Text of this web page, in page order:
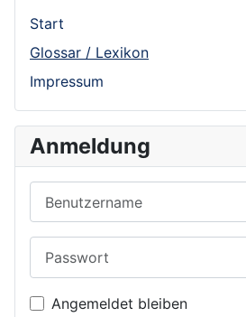
Start
Glossar / Lexikon
Impressum
Anmeldung
Angemeldet bleiben